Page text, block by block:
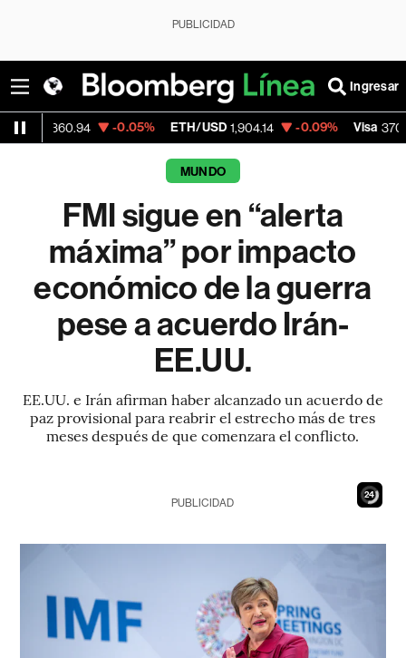
PUBLICIDAD
Ingresar
-0.05% ETH/USD 1,904.14 -0.09% Visa 370.47
MUNDO
FMI sigue en “alerta
máxima” por impacto
económico de la guerra
pese a acuerdo Irán-
EE.UU.
EE.UU. e Irán afirman haber alcanzado un acuerdo de
paz provisional para reabrir el estrecho más de tres
meses después de que comenzara el conflicto.
23
PUBLICIDAD